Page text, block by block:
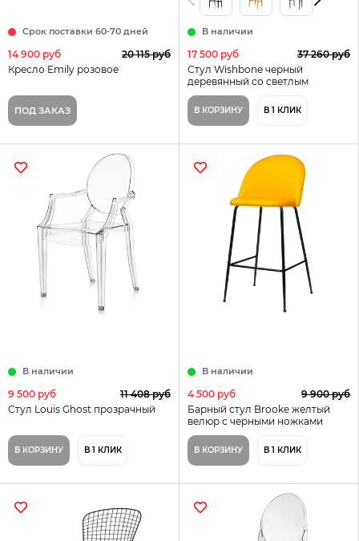
Срок поставки 60-70 дней
14 900 руб
20 115 руб
Кресло Emily розовое
ПОД ЗАКАЗ
В наличии
17 500 руб
37 260 руб
Стул Wishbone черный
деревянный со светлым
сиденьем
В КОРЗИНУ В 1 КЛИК
В наличии
9 500 руб
11 408 руб
Стул Louis Ghost прозрачный
В КОРЗИНУ В 1 КЛИК
В наличии
4 500 руб
9 900 руб
Барный стул Brooke желтый
велюр с черными ножками
Уценка
В КОРЗИНУ В 1 КЛИК